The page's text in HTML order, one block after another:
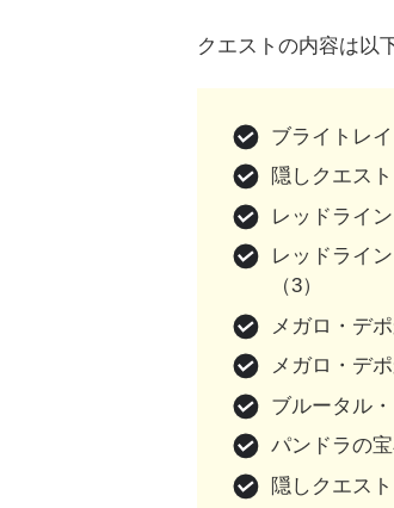
クエストの内容は以
ブライトレ
隠しクエスト
レッドライ
レッドライ
（3）
メガロ・デ
メガロ・デ
ブルータル
パンドラの
隠しクエス